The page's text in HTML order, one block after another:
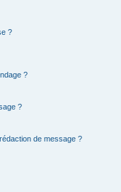
?
?
?
de message ?